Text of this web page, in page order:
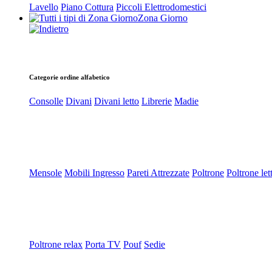
Lavello Piano Cottura Piccoli Elettrodomestici
Zona Giorno
Categorie ordine alfabetico
Consolle Divani Divani letto Librerie Madie
Mensole Mobili Ingresso Pareti Attrezzate Poltrone Poltrone
Poltrone relax Porta TV Pouf Sedie